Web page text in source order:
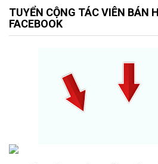
TUYỂN CỘNG TÁC VIÊN BÁN
FACEBOOK